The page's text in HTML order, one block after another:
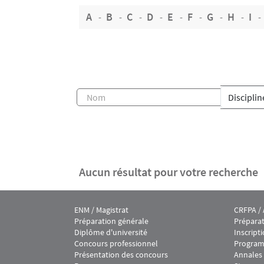
A B C D E F G H I
Aucun résultat pour votre recherche
Menu footer IEJ 1
ENM / Magistrat
Préparation générale
Diplôme d'université
Concours professionnel
Présentation des concours
Menu
CRFPA
Annales